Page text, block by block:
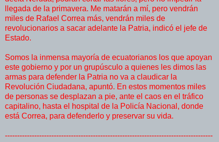
llegada de la primavera. Me matarán a mí, pero vendrán
miles de Rafael Correa más, vendrán miles de
revolucionarios a sacar adelante la Patria, indicó el jefe de
Estado.
Somos la inmensa mayoría de ecuatorianos los que apoyan
este gobierno y por un grupúsculo a quienes les dimos las
armas para defender la Patria no va a claudicar la
Revolución Ciudadana, apuntó. En estos momentos miles
de personas se desplazan a pie, ante el caos en el tráfico
capitalino, hasta el hospital de la Policía Nacional, donde
está Correa, para defenderlo y preservar su vida.
-------------------------------------------------------------------------------------